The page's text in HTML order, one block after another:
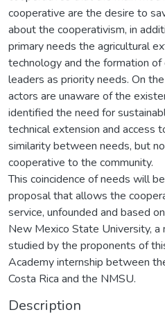
cooperative are the desire to
about the cooperativism, in
primary needs the agricultural
technology and the formation of
leaders as priority needs. On
actors are unaware of the
identified the need for
technical extension and access
similarity between needs, but
cooperative to the community.
This coincidence of needs will
proposal that allows the
service, unfounded and based
New Mexico State University,
studied by the proponents of
Academy internship between
Costa Rica and the NMSU.
Description